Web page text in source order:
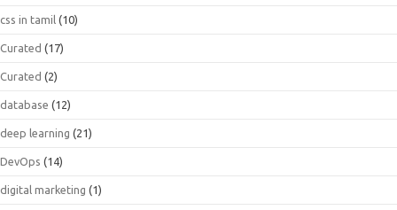
css in tamil (10)
Curated (17)
Curated (2)
database (12)
deep learning (21)
DevOps (14)
digital marketing (1)